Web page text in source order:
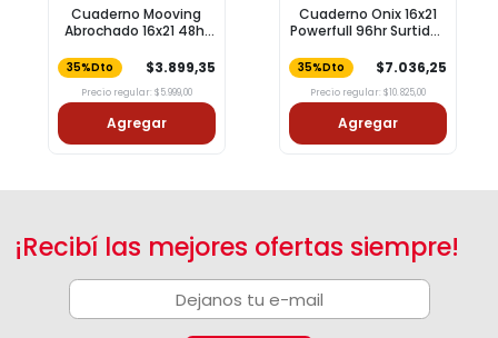
Cuaderno Mooving
Abrochado 16x21 48hj
Unidad
35%Dto $3.899,35
Precio regular: $5.999,00
Agregar
Cuaderno Onix 16x21
Powerfull 96hr Surtido 1
35%Dto $7.036,25
Precio regular: $10.825,00
Agregar
¡Recibí las mejores ofertas siempre!